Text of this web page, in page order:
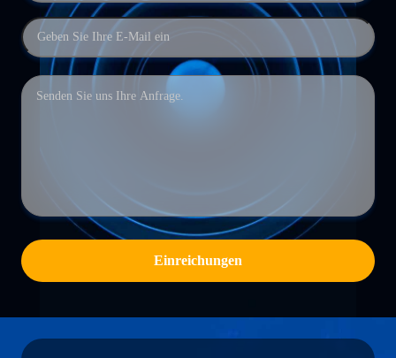
Einreichungen